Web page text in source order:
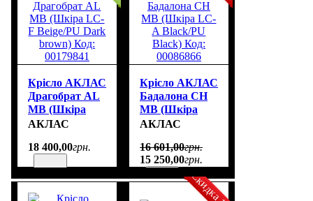
Крісло АКЛАС
Драгобрат AL
MB (Шкіра
LC-F Beige/PU
Код: 00179841
АКЛАС
18 400,00грн.
Крісло АКЛАС
Бадалона CH
MB (Шкіра
LC-A Black/PU
00086866
АКЛАС
16 601,00грн.
15 250,00грн.